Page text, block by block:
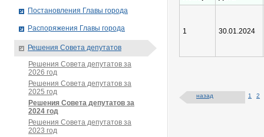
1 30.01.2024
назад 1 2
Постановления Главы города
Распоряжения Главы города
Решения Совета депутатов
Решения Совета депутатов за
2026 год
Решения Совета депутатов за
2025 год
Решения Совета депутатов за
2024 год
Решения Совета депутатов за
2023 год